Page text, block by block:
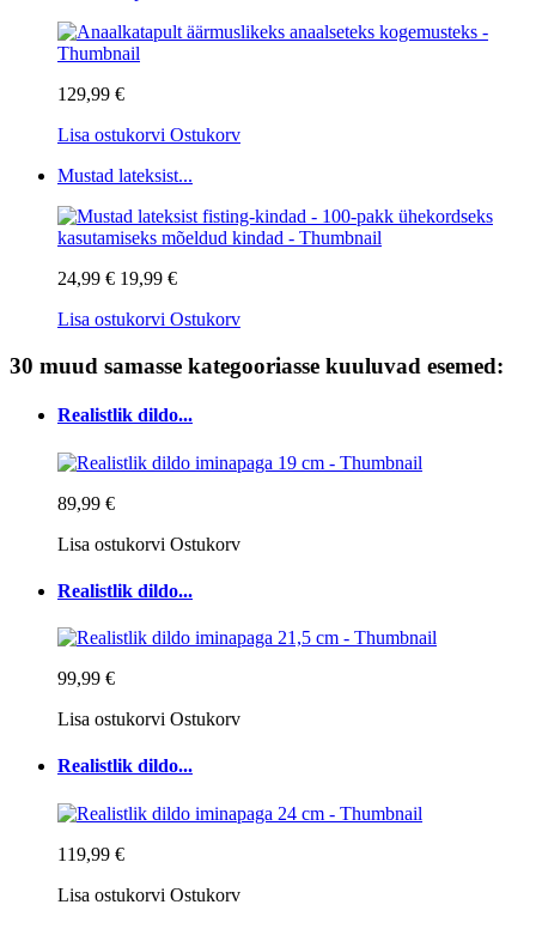
129,99 €
Lisa ostukorvi Ostukorv
Mustad lateksist...
24,99 € 19,99 €
Lisa ostukorvi Ostukorv
30 muud samasse kategooriasse kuuluvad esemed:
Realistlik dildo...
89,99 €
Lisa ostukorvi Ostukorv
Realistlik dildo...
99,99 €
Lisa ostukorvi Ostukorv
Realistlik dildo...
119,99 €
Lisa ostukorvi Ostukorv